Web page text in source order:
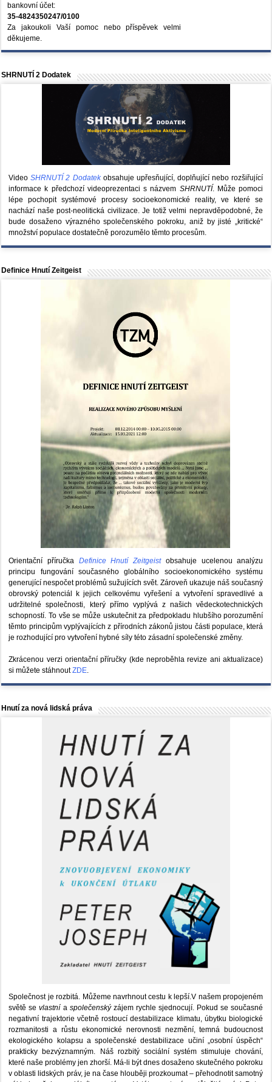
bankovní účet:
35-4824350247/0100
Za jakoukoli Vaší pomoc nebo příspěvek velmi
děkujeme.
SHRNUTÍ 2 Dodatek
VideoSHRNUTÍ 2 Dodatekobsahuje upřesňující, doplňující nebo rozšiřující
informace k předchozí videoprezentaci s názvem SHRNUTÍ. Může pomoci
lépe pochopit systémové procesy socioekonomické reality, ve které se
nachází naše post-neolitická civilizace. Je totiž velmi nepravděpodobné, že
bude dosaženo výrazného společenského pokroku, aniž by jisté „kritické“
množství populace dostatečně porozumělo těmto procesům.
Definice Hnutí Zeitgeist
Orientační příručka Definice Hnutí Zeitgeistobsahuje ucelenou analýzu
principu fungování současného globálního socioekonomického systému
generující nespočet problémů sužujících svět. Zároveň ukazuje náš současný
obrovský potenciál k jejich celkovému vyřešení a vytvoření spravedlivé a
udržitelné společnosti, který přímo vyplývá z našich vědeckotechnických
schopností. To vše se může uskutečnit za předpokladu hlubšího porozumění
těmto principům vyplývajících z přírodních zákonů jistou části populace, která
je rozhodující pro vytvoření hybné síly této zásadní společenské změny.
Zkrácenou verzi orientační příručky (kde neproběhla revize ani aktualizace)
si můžete stáhnoutZDE.
Hnutí za nová lidská práva
Společnost je rozbitá. Můžeme navrhnout cestu k lepší.V našem propojeném
světě sevlastnía společenskýzájem rychle sjednocují. Pokud se současné
negativní trajektorie včetně rostoucí destabilizace klimatu, úbytku biologické
rozmanitosti a růstu ekonomické nerovnosti nezmění, temná budoucnost
ekologického kolapsu a společenské destabilizace učiní „osobní úspěch“
prakticky bezvýznamným. Náš rozbitý sociální systém stimuluje chování,
které naše problémy jen zhorší. Má-li být dnes dosaženo skutečného pokroku
v oblasti lidských práv, je na čase hlouběji prozkoumat – přehodnotit samotný